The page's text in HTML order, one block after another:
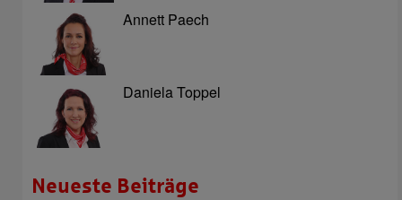
Annett Paech
Daniela Toppel
Neueste Beiträge